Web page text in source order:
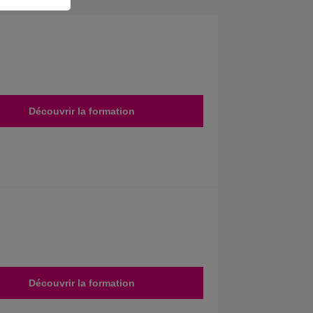
Découvrir la formation
Découvrir la formation